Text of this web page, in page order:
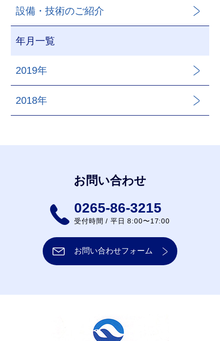
設備・技術のご紹介
年月一覧
2019年
2018年
お問い合わせ
0265-86-3215
受付時間 / 平日 8:00〜17:00
お問い合わせフォーム